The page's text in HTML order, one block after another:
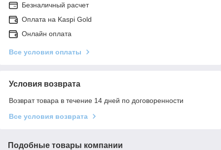
Безналичный расчет
Оплата на Kaspi Gold
Онлайн оплата
Все условия оплаты
Условия возврата
Возврат товара в течение 14 дней по договоренности
Все условия возврата
Подобные товары компании